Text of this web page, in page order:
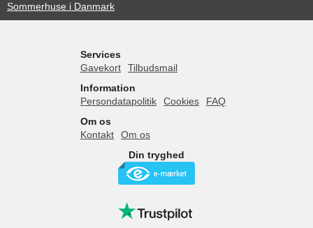
Sommerhuse i Danmark
Services
Gavekort
Tilbudsmail
Information
Persondatapolitik
Cookies
FAQ
Om os
Kontakt
Om os
Din tryghed